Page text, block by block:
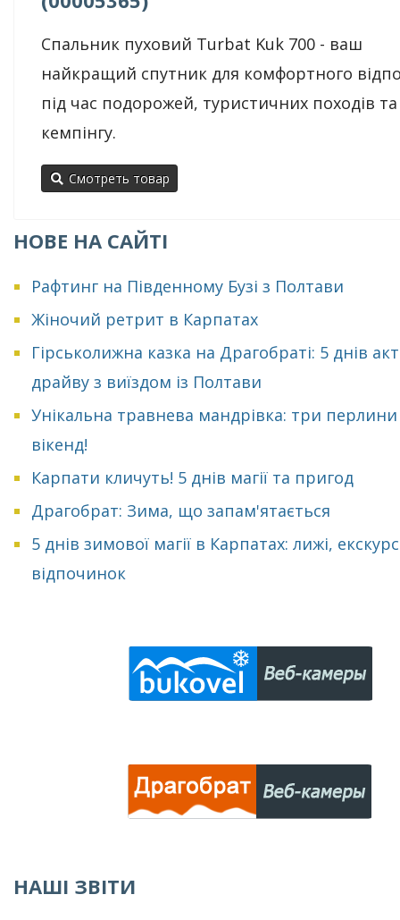
Спальник пуховий Turbat Kuk 700 - ваш
найкращий спутник для комфортного
під час подорожей, туристичних походів та
кемпінгу.
Смотреть товар
НОВЕ НА САЙТІ
Рафтинг на Південному Бузі з Полтави
Жіночий ретрит в Карпатах
Гірськолижна казка на Драгобраті: 5 днів
драйву з виїздом із Полтави
Унікальна травнева мандрівка: три
вікенд!
Карпати кличуть! 5 днів магії та пригод
Драгобрат: Зима, що запам'ятається
5 днів зимової магії в Карпатах: лижі,
відпочинок
НАШІ ЗВІТИ